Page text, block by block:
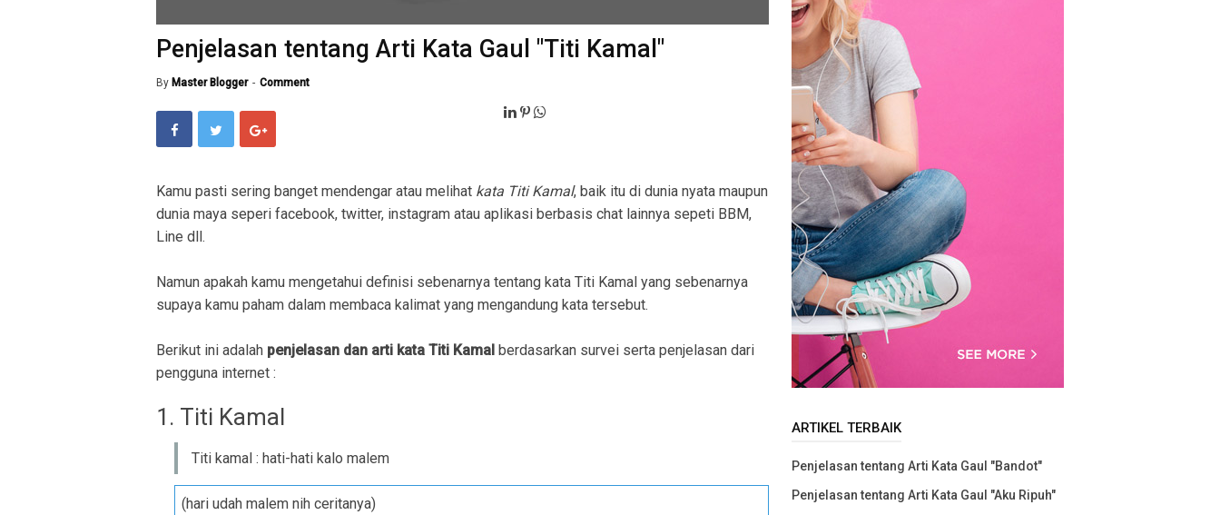
Penjelasan tentang Arti Kata Gaul "Titi Kamal"
By Master Blogger Comment
Kamu pasti sering banget mendengar atau melihat kata Titi Kamal, baik itu di dunia nyata maupun
dunia maya seperi facebook, twitter, instagram atau aplikasi berbasis chat lainnya sepeti BBM,
Line dll.
Namun apakah kamu mengetahui definisi sebenarnya tentang kata Titi Kamal yang sebenarnya
supaya kamu paham dalam membaca kalimat yang mengandung kata tersebut.
Berikut ini adalah penjelasan dan arti kata Titi Kamal berdasarkan survei serta penjelasan dari
pengguna internet :
1. Titi Kamal
Titi kamal : hati-hati kalo malem
(hari udah malem nih ceritanya)
ARTIKEL TERBAIK
Penjelasan tentang Arti Kata Gaul "Bandot"
Penjelasan tentang Arti Kata Gaul "Aku Ripuh"